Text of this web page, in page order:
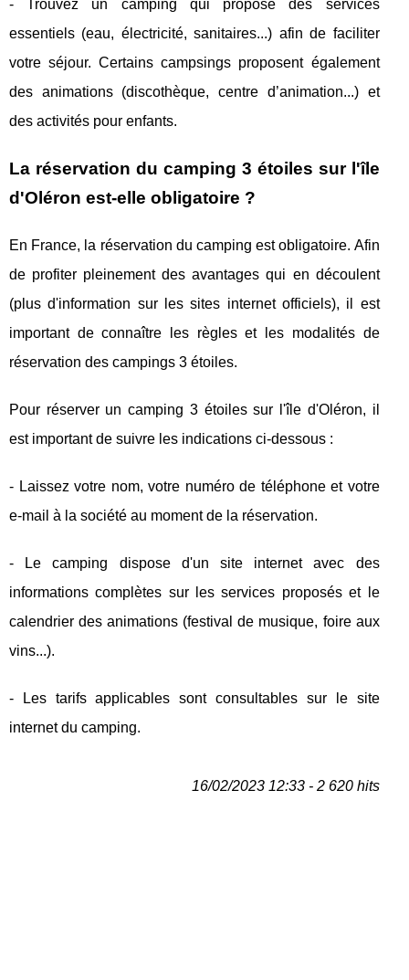
- Trouvez un camping qui propose des services
essentiels (eau, électricité, sanitaires...) afin de faciliter
votre séjour. Certains campsings proposent également
des animations (discothèque, centre d’animation...) et
des activités pour enfants.
La réservation du camping 3 étoiles sur l'île
d'Oléron est-elle obligatoire ?
En France, la réservation du camping est obligatoire. Afin
de profiter pleinement des avantages qui en découlent
(plus d'information sur les sites internet officiels), il est
important de connaître les règles et les modalités de
réservation des campings 3 étoiles.
Pour réserver un camping 3 étoiles sur l'île d'Oléron, il
est important de suivre les indications ci-dessous :
- Laissez votre nom, votre numéro de téléphone et votre
e-mail à la société au moment de la réservation.
- Le camping dispose d'un site internet avec des
informations complètes sur les services proposés et le
calendrier des animations (festival de musique, foire aux
vins...).
- Les tarifs applicables sont consultables sur le site
internet du camping.
16/02/2023 12:33 - 2 620 hits